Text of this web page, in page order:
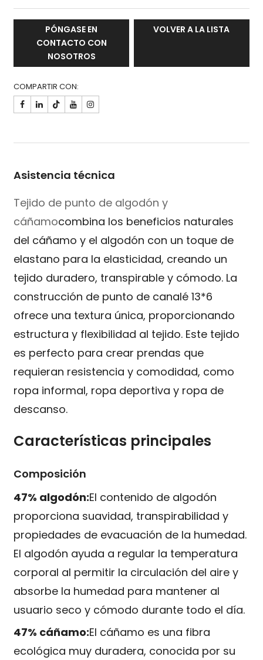
PÓNGASE EN
CONTACTO CON
NOSOTROS
VOLVER A LA LISTA
COMPARTIR CON:

Asistencia técnica
Tejido de punto de algodón y
cáñamocombina los beneficios naturales
del cáñamo y el algodón con un toque de
elastano para la elasticidad, creando un
tejido duradero, transpirable y cómodo. La
construcción de punto de canalé 13*6
ofrece una textura única, proporcionando
estructura y flexibilidad al tejido. Este tejido
es perfecto para crear prendas que
requieran resistencia y comodidad, como
ropa informal, ropa deportiva y ropa de
descanso.
Características principales
Composición
47% algodón:El contenido de algodón
proporciona suavidad, transpirabilidad y
propiedades de evacuación de la humedad.
El algodón ayuda a regular la temperatura
corporal al permitir la circulación del aire y
absorbe la humedad para mantener al
usuario seco y cómodo durante todo el día.
47% cáñamo:El cáñamo es una fibra
ecológica muy duradera, conocida por su